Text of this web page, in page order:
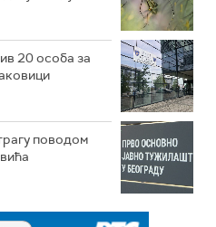
20 особа за
поводом